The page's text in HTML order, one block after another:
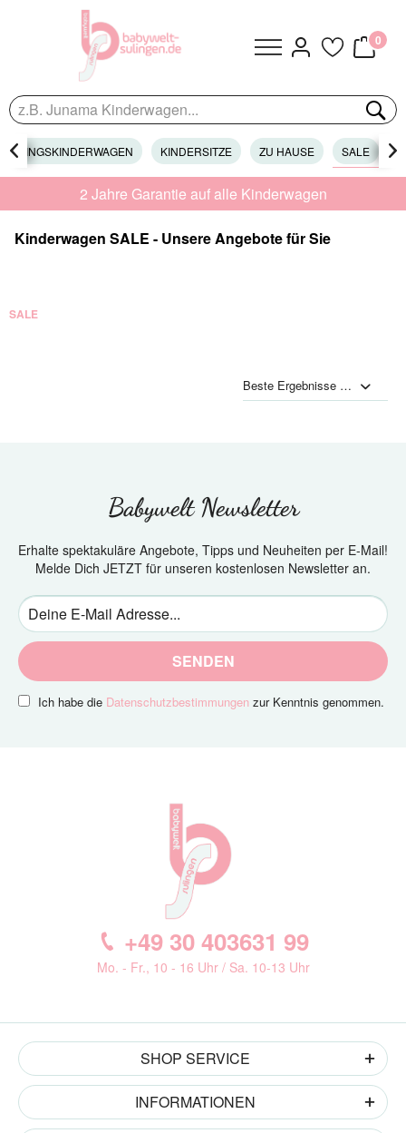
0
KINDERSITZE ZU HAUSE SALE
 
2 Jahre Garantie auf alle Kinderwagen
Kinderwagen SALE - Unsere Angebote für Sie
SALE
Babywelt Newsletter
Erhalte spektakuläre Angebote, Tipps und Neuheiten per E-Mail!
Melde Dich JETZT für unseren kostenlosen Newsletter an.
SENDEN
Ich habe die Datenschutzbestimmungen zur Kenntnis genommen.
+49 30 403631 99
Mo. - Fr., 10 - 16 Uhr / Sa. 10-13 Uhr
SHOP SERVICE
INFORMATIONEN